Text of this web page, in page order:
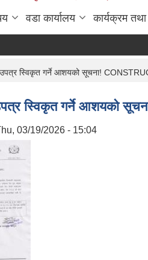
वडा कार्यालय कार्यक्रम
स्विकृत गर्ने आशयको सूचना!
स्विकृत गर्ने आशयको
03/19/2026 - 15:04